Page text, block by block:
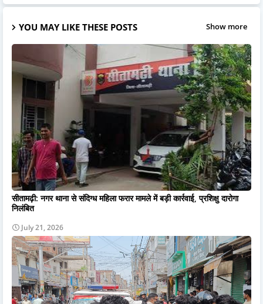
YOU MAY LIKE THESE POSTS Show more
सीतामढ़ी: नगर थाना से संदिग्ध महिला फरार मामले में बड़ी कार्रवाई, प्रशिक्षु दारोगा
निलंबित
July 21, 2026